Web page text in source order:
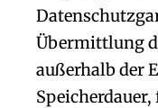
Übermittlung
außerhalb der